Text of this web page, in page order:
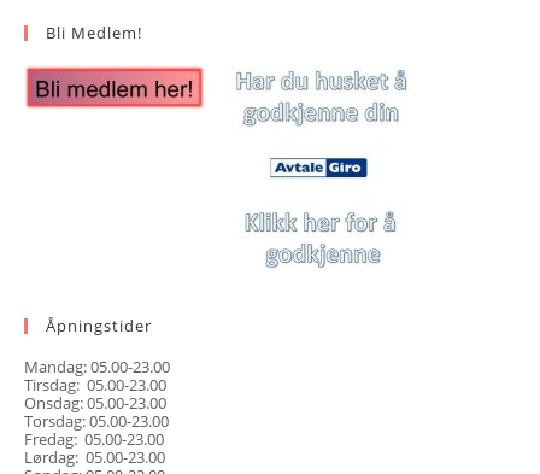
Bli Medlem!
Åpningstider
Mandag: 05.00-23.00
Tirsdag: 05.00-23.00
Onsdag: 05.00-23.00
Torsdag: 05.00-23.00
Fredag: 05.00-23.00
Lørdag: 05.00-23.00